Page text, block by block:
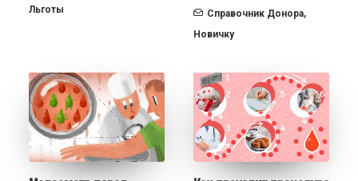
Льготы
Справочник Донора,
Новичку